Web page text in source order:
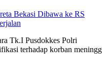
Bekasi Dibawa ke RS
Tk.I Pusdokkes Polri
terhadap korban meningg